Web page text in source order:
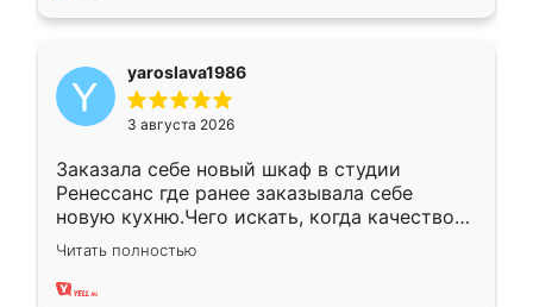
yaroslava1986
3 августа 2026
Заказала себе новый шкаф в студии
Ренессанс где ранее заказывала себе
новую кухню.Чего искать, когда качеством
вполне довольна. Служит кухня уже почти
два года, нареканий нет.
Читать полностью